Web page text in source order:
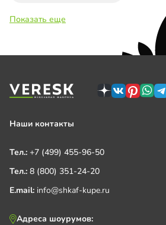
Показать еще
Наши контакты
Тел.: +7 (499) 455-96-50
Тел.: 8 (800) 351-24-20
E.mail: info@shkaf-kupe.ru
Адреса шоурумов: